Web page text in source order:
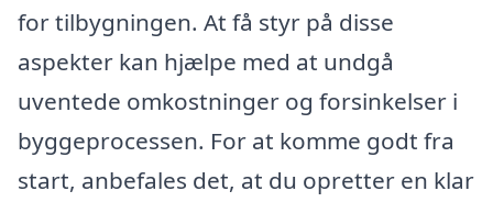
for tilbygningen. At få styr på disse
aspekter kan hjælpe med at undgå
uventede omkostninger og forsinkelser i
byggeprocessen. For at komme godt fra
start, anbefales det, at du opretter en klar